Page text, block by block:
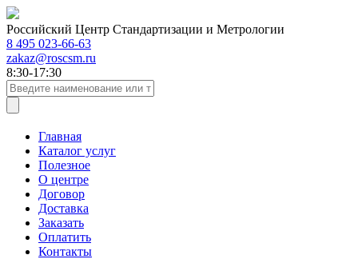
Российский Центр Стандартизации и Метрологии
8 495 023-66-63
zakaz@roscsm.ru
8:30-17:30
Главная
Каталог услуг
Полезное
О центре
Договор
Доставка
Заказать
Оплатить
Контакты